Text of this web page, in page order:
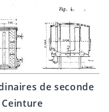
de seconde